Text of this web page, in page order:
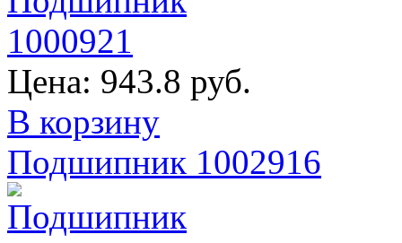
Цена: 943.8 руб.
В корзину
Подшипник 1002916